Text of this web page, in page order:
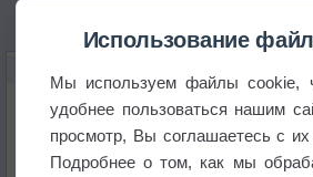
Температура
Давление
Осадки
Использование
Мы используем файлы cookie,
удобнее пользоваться нашим
просмотр, Вы соглашаетесь с их
Подробнее о том, как мы